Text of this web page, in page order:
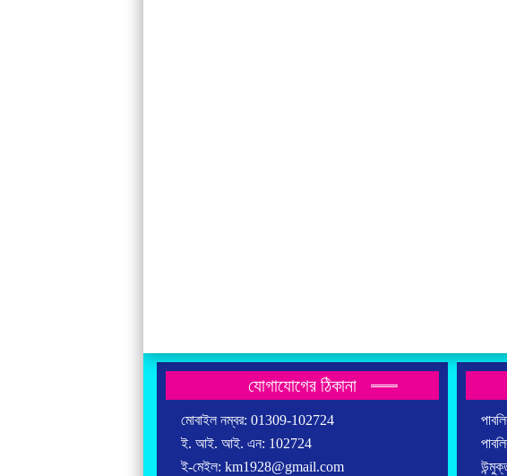
যোগাযোগের ঠিকানা
মোবাইল নম্বর: 01309-102724
ই. আই. আই. এন: 102724
ই-মেইল: km1928@gmail.com